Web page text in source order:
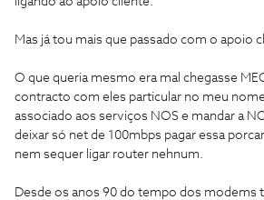
Mas já tou mais que passado com o apoio
O que queria mesmo era mal chegasse
contracto com eles particular no meu
associado aos serviços NOS e mandar a
deixar só net de 100mbps pagar essa
nem sequer ligar router nehnum.
Desde os anos 90 do tempo dos modems